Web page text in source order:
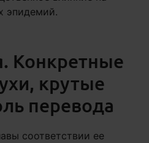
эпидемий.
Конкретные
крутые
перевода
соответствии ее